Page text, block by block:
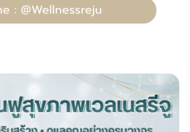
: @Wellnessreju